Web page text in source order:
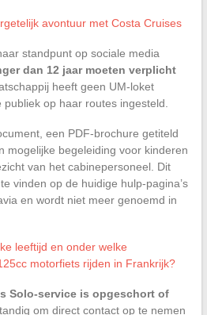
avontuur met Costa Cruises
standpunt op sociale media
dan 12 jaar moeten verplicht
heeft geen UM-loket
op haar routes ingesteld.
een PDF-brochure getiteld
mogelijke begeleiding voor kinderen
van het cabinepersoneel. Dit
vinden op de huidige hulp-pagina’s
en wordt niet meer genoemd in
leeftijd en onder welke
motorfiets rijden in Frankrijk?
Solo-service is opgeschort of
om direct contact op te nemen